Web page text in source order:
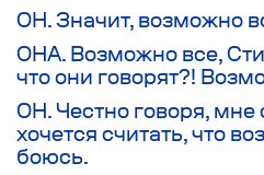
ОН. Значит, возможно
ОНА. Возможно все,
что они говорят?!
ОН. Честно говоря,
хочется считать, что
боюсь.